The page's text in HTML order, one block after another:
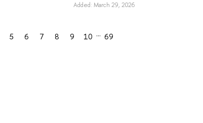
Added: March 29, 2026
5 6 7 8 9 10 … 69